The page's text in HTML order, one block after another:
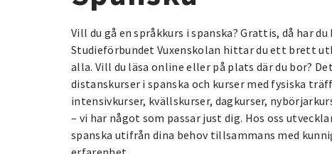
Vill du gå en språkkurs i spanska? Grattis, då har
Studieförbundet Vuxenskolan hittar du ett brett
alla. Vill du läsa online eller på plats där du bor?
distanskurser i spanska och kurser med fysiska
intensivkurser, kvällskurser, dagkurser,
– vi har något som passar just dig. Hos oss
spanska utifrån dina behov tillsammans med